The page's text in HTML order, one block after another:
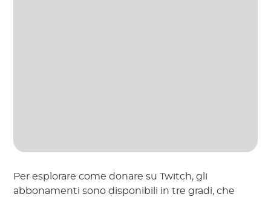
Per esplorare come donare su Twitch, gli
abbonamenti sono disponibili in tre gradi, che